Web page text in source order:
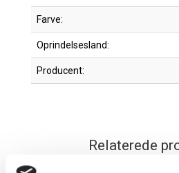
Farve:
Oprindelsesland:
Producent:
Relaterede